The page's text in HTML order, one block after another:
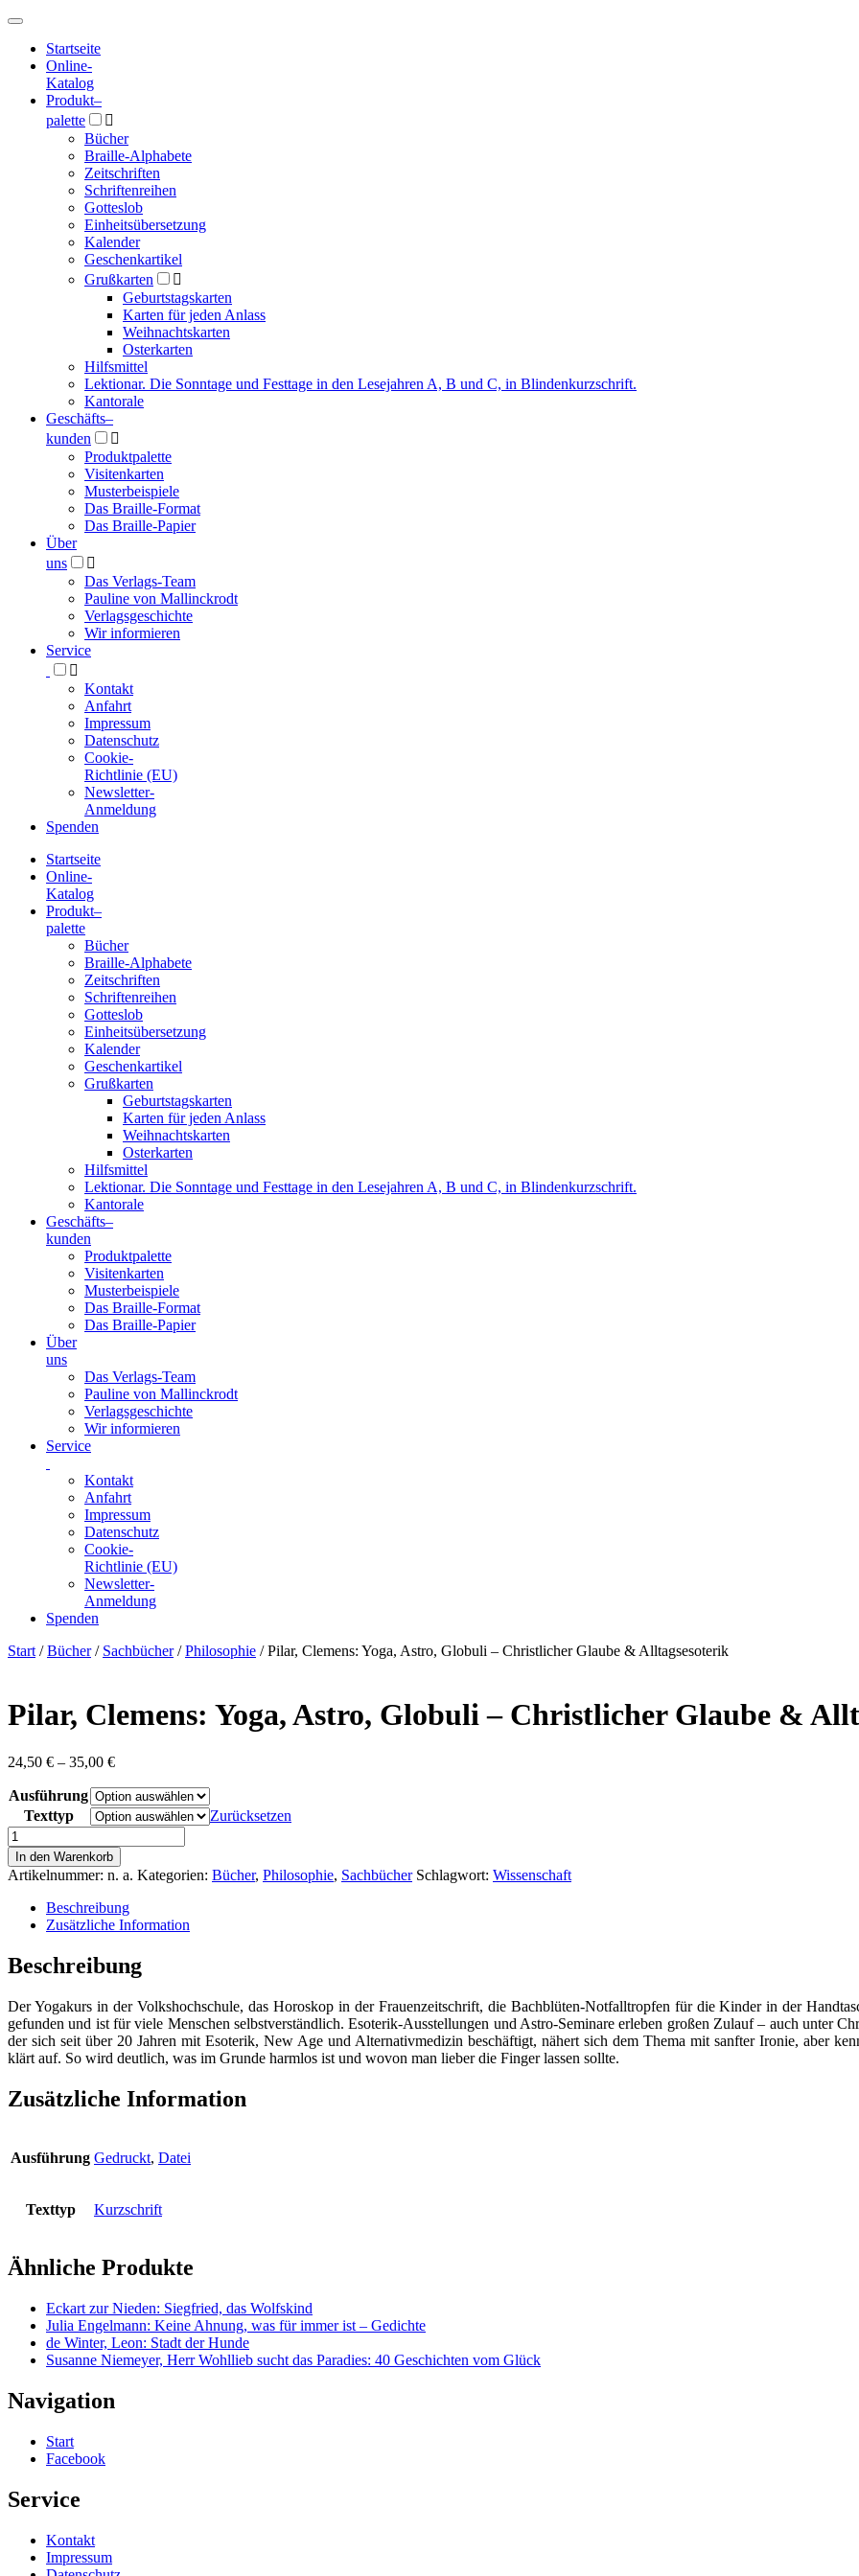
Hauptmenü
Hauptmenü
Startseite
Online-
Katalog
Produkt–
palette

Bücher
Braille-Alphabete
Zeitschriften
Schriftenreihen
Gotteslob
Einheitsübersetzung
Kalender
Geschenkartikel
Grußkarten

Geburtstagskarten
Karten für jeden Anlass
Weihnachtskarten
Osterkarten
Hilfsmittel
Lektionar. Die Sonntage und Festtage in den Lesejahren A, B und C, in Blindenkurzschrift.
Kantorale
Geschäfts­–
kunden

Produktpalette
Visitenkarten
Musterbeispiele
Das Braille-Format
Das Braille-Papier
Über
uns

Das Verlags-Team
Pauline von Mallinckrodt
Verlagsgeschichte
Wir informieren
Service

Kontakt
Anfahrt
Impressum
Datenschutz
Cookie-
Richtlinie (EU)
Newsletter-
Anmeldung
Spenden
Blindenschrift-
Verlag
Druckerei
gGmbH
Startseite
Online-
Katalog
Produkt–
palette
Bücher
Braille-Alphabete
Zeitschriften
Schriftenreihen
Gotteslob
Einheitsübersetzung
Kalender
Geschenkartikel
Grußkarten
Geburtstagskarten
Karten für jeden Anlass
Weihnachtskarten
Osterkarten
Hilfsmittel
Lektionar. Die Sonntage und Festtage in den Lesejahren A, B und C, in Blindenkurzschrift.
Kantorale
Geschäfts­–
kunden
Produktpalette
Visitenkarten
Musterbeispiele
Das Braille-Format
Das Braille-Papier
Über
uns
Das Verlags-Team
Pauline von Mallinckrodt
Verlagsgeschichte
Wir informieren
Service
Kontakt
Anfahrt
Impressum
Datenschutz
Cookie-
Richtlinie (EU)
Newsletter-
Anmeldung
Spenden
Skip
Start /Bücher/ Sachbücher/Philosophie / Pilar, Clemens: Yoga, Astro, Globuli – Christlicher Glaube & Alltagsesoterik
Pilar, Clemens: Yoga, Astro, Globuli – Christlicher Glaube &
24,50 € – 35,00 €Preisspanne:
bis
35,00 €
Ausführung
Texttyp
Zurücksetzen
Pilar,
Clemens:
Yoga,
Astro,
Globuli
Christlicher
Glaube
&
Menge
In den Warenkorb
Artikelnummer: n. a. Kategorien: Bücher, Philosophie, Sachbücher Schlagwort: Wissenschaft
Beschreibung
Zusätzliche Information
Beschreibung
Der Yogakurs in der Volkshochschule, das Horoskop in der Frauenzeitschrift, die Bachblüten-Notfalltropfen für die Kinder in der
gefunden und ist für viele Menschen selbstverständlich. Esoterik-Ausstellungen und Astro-Seminare erleben großen Zulauf – auch unter
der sich seit über 20 Jahren mit Esoterik, New Age und Alternativmedizin beschäftigt, nähert sich dem Thema mit sanfter Ironie, aber
klärt auf. So wird deutlich, was im Grunde harmlos ist und wovon man lieber die Finger lassen sollte.
Zusätzliche Information
Ausführung Gedruckt, Datei
Texttyp Kurzschrift
Ähnliche Produkte
Eckart zur Nieden: Siegfried, das Wolfskind
Julia Engelmann: Keine Ahnung, was für immer ist – Gedichte
de Winter, Leon: Stadt der Hunde
Susanne Niemeyer, Herr Wohllieb sucht das Paradies: 40 Geschichten vom Glück
Navigation
Start
Facebook
Service
Kontakt
Impressum